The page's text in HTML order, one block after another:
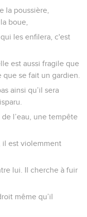
la poussière,
boue,
les enfilera, c'est
est aussi fragile que
se fait un gardien.
ainsi qu’il sera
l’eau, une tempête
il est violemment
lui. Il cherche à fuir
même qu’il